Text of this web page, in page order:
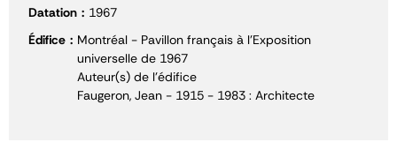
Datation
1967
Édifice
Montréal - Pavillon français à l'Exposition
universelle de 1967
Auteur(s) de l'édifice
Faugeron, Jean - 1915 - 1983 : Architecte